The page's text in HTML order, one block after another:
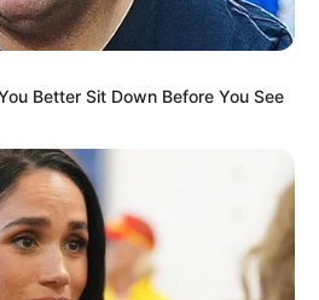
Better Sit Down Before You See